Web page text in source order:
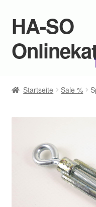
Zur
Navigation
springen
Zum
Inhalt
springen
HA-SO
Kontakte
Startseite Sale %